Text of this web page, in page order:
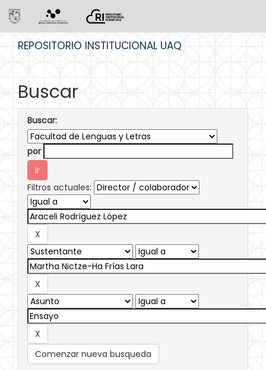
REPOSITORIO INSTITUCIONAL UAQ
Buscar
Buscar:
por
Filtros actuales:
Comenzar nueva busqueda